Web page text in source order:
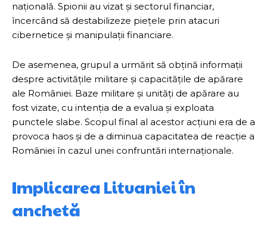
națională. Spionii au vizat și sectorul financiar,
încercând să destabilizeze piețele prin atacuri
cibernetice și manipulații financiare.
De asemenea, grupul a urmărit să obțină informații
despre activitățile militare și capacitățile de apărare
ale României. Baze militare și unități de apărare au
fost vizate, cu intenția de a evalua și exploata
punctele slabe. Scopul final al acestor acțiuni era de a
provoca haos și de a diminua capacitatea de reacție a
României în cazul unei confruntări internaționale.
Implicarea Lituaniei în
anchetă